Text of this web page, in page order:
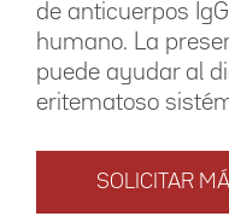
de anticuerpos
humano. La
puede ayudar al
eritematoso
SOLICITAR